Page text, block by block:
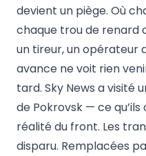
devient un piège. Où
chaque trou de renard
un tireur, un opérateur
avance ne voit rien
tard. Sky News a visité
de Pokrovsk — ce
réalité du front. Les
disparu. Remplacées